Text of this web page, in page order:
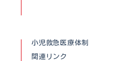
小児救急医療体制
関連リンク